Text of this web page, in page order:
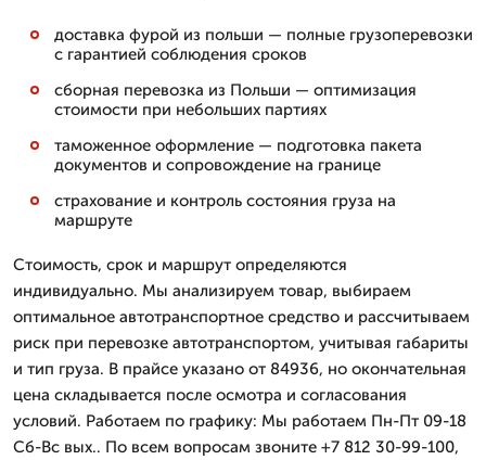
доставка фурой из польши — полные грузоперевозки
с гарантией соблюдения сроков
сборная перевозка из Польши — оптимизация
стоимости при небольших партиях
таможенное оформление — подготовка пакета
документов и сопровождение на границе
страхование и контроль состояния груза на
маршруте
Стоимость, срок и маршрут определяются
индивидуально. Мы анализируем товар, выбираем
оптимальное автотранспортное средство и рассчитываем
риск при перевозке автотранспортом, учитывая габариты
и тип груза. В прайсе указано от 84936, но окончательная
цена складывается после осмотра и согласования
условий. Работаем по графику: Мы работаем Пн-Пт 09-18
Сб-Вс вых.. По всем вопросам звоните +7 812 30-99-100,